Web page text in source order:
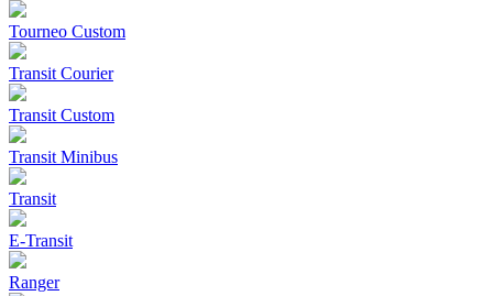
Tourneo Custom
Transit Courier
Transit Custom
Transit Minibus
Transit
E-Transit
Ranger